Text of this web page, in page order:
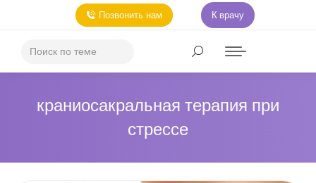
Позвонить нам К врачу
краниосакральная терапия при
стрессе